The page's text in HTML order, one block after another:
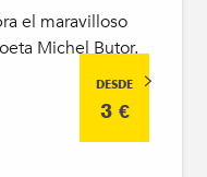
DESDE
3 €
el maravilloso
Michel Butor.